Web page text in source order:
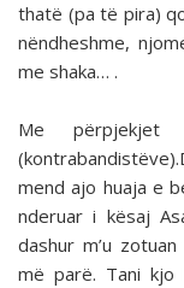
thatë (pa të pira)
nëndheshme,
me shaka… .
Me përpjekjet
mend ajo huaja e
nderuar i kësaj
dashur m’u
më parë. Tani kjo